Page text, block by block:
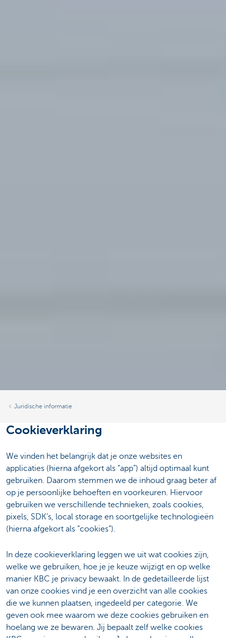
Juridische informatie
Cookieverklaring
We vinden het belangrijk dat je onze websites en
applicaties (hierna afgekort als “app”) altijd optimaal kunt
gebruiken. Daarom stemmen we de inhoud graag beter af
op je persoonlijke behoeften en voorkeuren. Hiervoor
gebruiken we verschillende technieken, zoals cookies,
pixels, SDK’s, local storage en soortgelijke technologieën
(hierna afgekort als “cookies”).
In deze cookieverklaring leggen we uit wat cookies zijn,
welke we gebruiken, hoe je je keuze wijzigt en op welke
manier KBC je privacy bewaakt. In de gedetailleerde lijst
van onze cookies vind je een overzicht van alle cookies
die we kunnen plaatsen, ingedeeld per categorie. We
geven ook mee waarom we deze cookies gebruiken en
hoelang we ze bewaren. Jij bepaalt zelf welke cookies